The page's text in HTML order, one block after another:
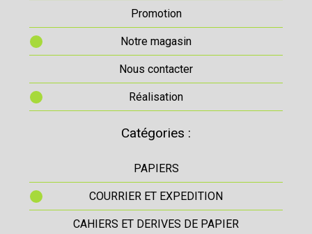
Promotion
Notre magasin
Nous contacter
Réalisation
Catégories :
PAPIERS
COURRIER ET EXPEDITION
CAHIERS ET DERIVES DE PAPIER